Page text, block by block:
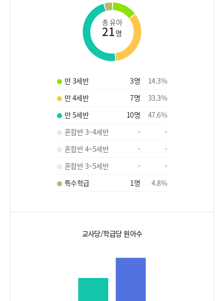
총 유아
21명
만 3세반 3명 14.3%
만 4세반
7명 33.3%
만 5세반
10명 47.6%
혼합반 3~4세반
-
-
혼합반 4~5세반
-
-
혼합반 3~5세반
-
-
특수학급
1명 4.8%
교사당/학급당 원아수